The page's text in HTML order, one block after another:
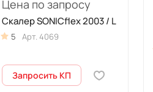
Цена по запросу
Скалер SONICflex 2003 / L
5 Арт. 4069
Запросить КП